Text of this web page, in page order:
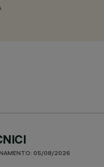
05/08/2026